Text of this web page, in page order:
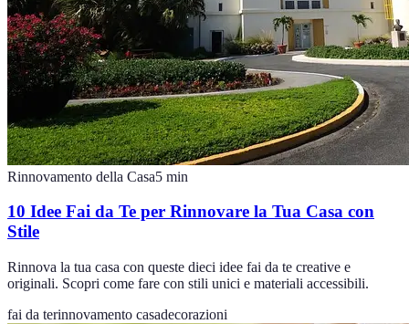
Rinnovamento della Casa5 min
10 Idee Fai da Te per Rinnovare la Tua Casa con
Stile
Rinnova la tua casa con queste dieci idee fai da te creative e
originali. Scopri come fare con stili unici e materiali accessibili.
fai da terinnovamento casadecorazioni